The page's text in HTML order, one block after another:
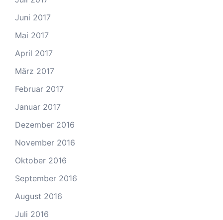
Juni 2017
Mai 2017
April 2017
März 2017
Februar 2017
Januar 2017
Dezember 2016
November 2016
Oktober 2016
September 2016
August 2016
Juli 2016